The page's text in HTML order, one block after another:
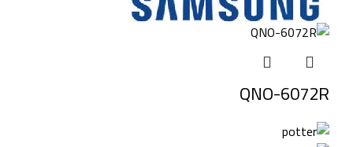
QNO-6072R